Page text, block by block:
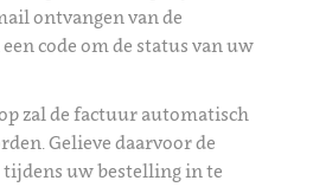
ontvangen van de
code om de status van uw
zal de factuur automatisch
Gelieve daarvoor de
uw bestelling in te